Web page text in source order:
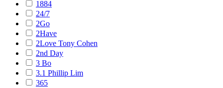
1884
24/7
2Go
2Have
2Love Tony Cohen
2nd Day
3 Bo
3.1 Phillip Lim
365